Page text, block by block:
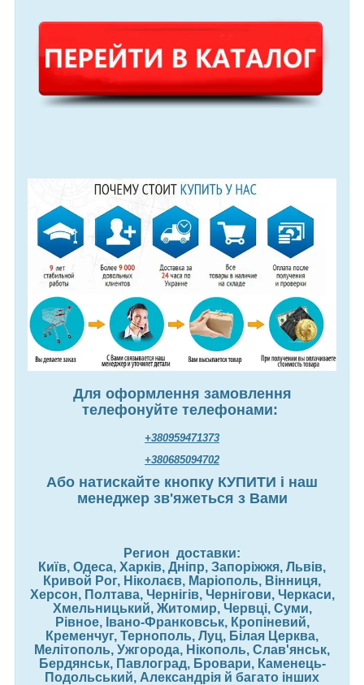
Для оформлення замовлення
телефонуйте телефонами:
+380959471373
+380685094702
Або натискайте кнопку КУПИТИ і наш
менеджер зв'яжеться з Вами
Регион доставки:
Київ, Одеса, Харків, Дніпр, Запоріжжя, Львів,
Кривой Рог, Ніколаєв, Маріополь, Вінниця,
Херсон, Полтава, Чернігів, Чернігови, Черкаси,
Хмельницький, Житомир, Червці, Суми,
Рівное, Івано-Франковськ, Кропіневий,
Кременчуг, Тернополь, Луц, Білая Церква,
Мелітополь, Ужгорода, Нікополь, Слав'янськ,
Бердянськ, Павлоград, Бровари, Каменець-
Подольський, Александрія й багато інших